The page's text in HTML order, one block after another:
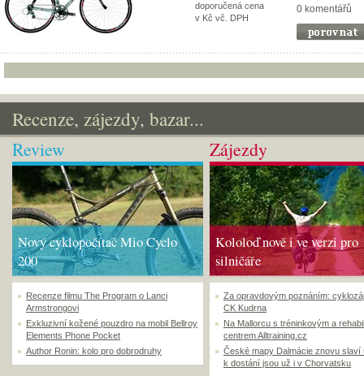
doporučená cena
v Kč vč. DPH
0 komentářů
Recenze, zájezdy, bazar...
Review
Nový cyklopočítač Mio Cyclo
200
Recenze filmu The Program o Lanci
Armstrongovi
Exkluzivní kožené pouzdro na mobil Bellroy
Elements Phone Pocket
Author Ronin: kolo pro dobrodruhy
Zájezdy
Kololoď nově i ve verzi pro
silničáře
Za opravdovým poznáním:
CK Kudrna
Na Mallorcu s tréninkovým a
centrem Alltraining.cz
České mapy Dalmácie znovu slaví
k dostání jsou už i v Chorvatsku